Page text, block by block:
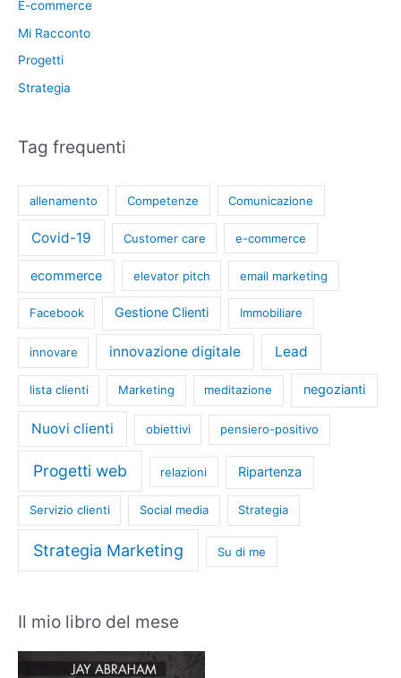
E-commerce
Mi Racconto
Progetti
Strategia
Tag frequenti
allenamento Competenze Comunicazione
Covid-19 Customer care e-commerce
ecommerce elevator pitch email marketing
Facebook Gestione Clienti Immobiliare
innovare innovazione digitale Lead
lista clienti Marketing meditazione negozianti
Nuovi clienti obiettivi pensiero-positivo
Progetti web relazioni Ripartenza
Servizio clienti Social media Strategia
Strategia Marketing Su di me
Il mio libro del mese